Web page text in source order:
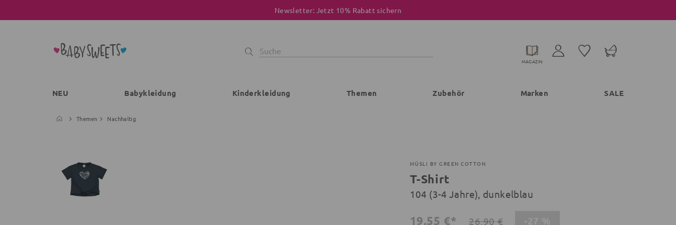
Newsletter: Jetzt 10% Rabatt sichern
MAGAZIN
NEU Babykleidung Kinderkleidung Themen Zubehör Marken SALE
Themen Nachhaltig
MÜSLI BY GREEN COTTON
T-Shirt
104 (3-4 Jahre), dunkelblau
19,55 €* 26,90 €